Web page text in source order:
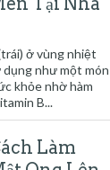
ở vùng nhiệt
như một món
khỏe nhờ hàm
B...
Làm